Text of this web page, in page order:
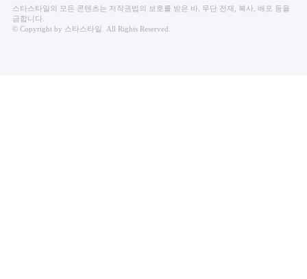
스타스타일의 모든 콘텐츠는 저작권법의 보호를 받은 바, 무단 전재, 복사, 배포 등을
금합니다.
© Copyright by 스타스타일. All Rights Reserved.